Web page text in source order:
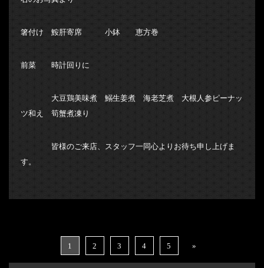
箸付け 鮟肝寄席 小鉢 恵方巻
前菜 時計回りに
大豆鶏美味煮 鰯生姜煮 海老芝煮 大根人参ピーナッ
ツ和え 筍蟹煮凍り
皆様のご来店、スタッフ一同心よりお待ち申し上げま
す。
1 2 3 4 5 »